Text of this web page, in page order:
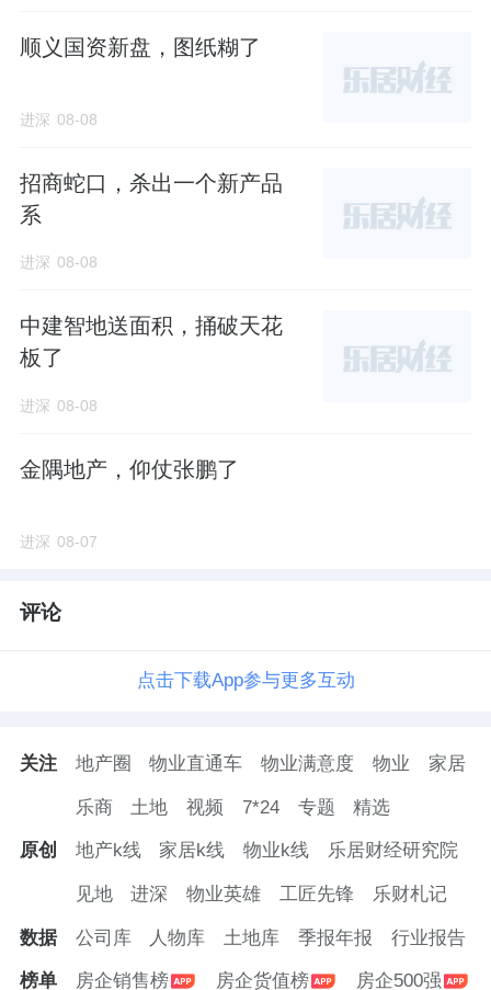
顺义国资新盘，图纸糊了
进深 08-08
招商蛇口，杀出一个新产品
系
进深 08-08
中建智地送面积，捅破天花
板了
进深 08-08
金隅地产，仰仗张鹏了
进深 08-07
评论
点击下载App参与更多互动
关注 地产圈 物业直通车 物业满意度 物业 家居
乐商 土地 视频 7*24 专题 精选
原创 地产k线 家居k线 物业k线 乐居财经研究院
见地 进深 物业英雄 工匠先锋 乐财札记
数据 公司库 人物库 土地库 季报年报 行业报告
榜单 房企销售榜 房企货值榜 房企500强